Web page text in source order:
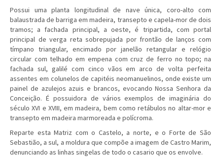
Possui uma planta longitudinal de nave única, coro-alto com
balaustrada de barriga em madeira, transepto e capela-mor de dois
tramos; a fachada principal, a oeste, é tripartida, com portal
principal de verga reta sobrepujada por frontão de lanços com
tímpano triangular, encimado por janelão retangular e relógio
circular com telhado em empena com cruz de ferro no topo; na
fachada sul, galilé com cinco vãos em arco de volta perfeita
assentes em colunelos de capitéis neomanuelinos, onde existe um
painel de azulejos azuis e brancos, evocando Nossa Senhora da
Conceição. É possuidora de vários exemplos de imaginária do
século XVI e XVIII, em madeira, bem como retábulos no altar-mor e
transepto em madeira marmoreada e polícroma.
Reparte esta Matriz com o Castelo, a norte, e o Forte de São
Sebastião, a sul, a moldura que compõe a imagem de Castro Marim,
denunciando as linhas singelas de todo o casario que os envolve.